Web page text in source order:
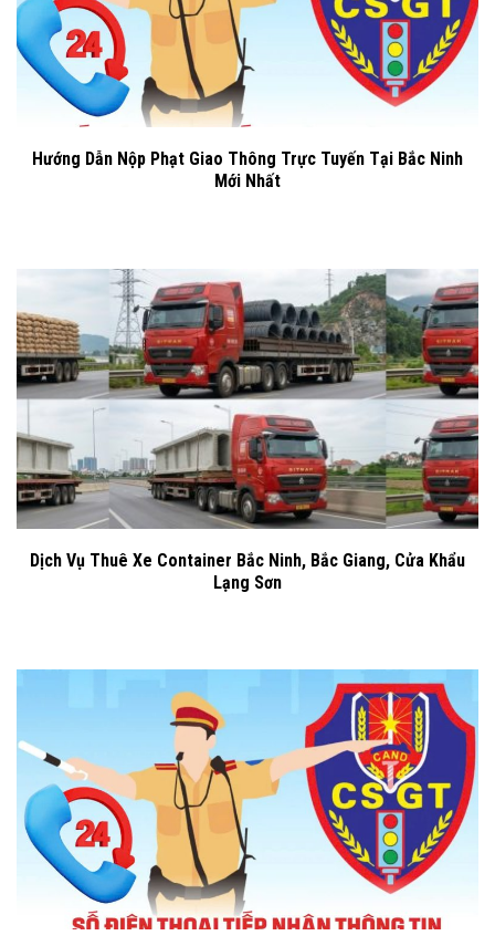
Hướng Dẫn Nộp Phạt Giao Thông Trực Tuyến Tại Bắc Ninh
Mới Nhất
Dịch Vụ Thuê Xe Container Bắc Ninh, Bắc Giang, Cửa Khẩu
Lạng Sơn